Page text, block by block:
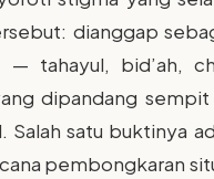
dianggap
tahayul, bid’ah,
dipandang
satu buktinya
pembongkaran